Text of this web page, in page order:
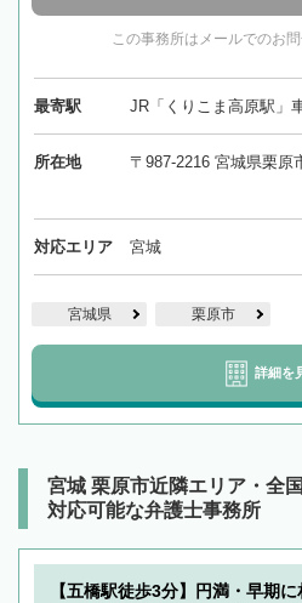
この事務所はメールでのお問
最寄駅 JR「くりこま高原駅」
所在地 〒987-2216 宮城県栗
対応エリア 宮城
宮城県 栗原市
詳細を
宮城 栗原市近隣エリア・全
対応可能な弁護士事務所
【五橋駅徒歩3分】円満・早期